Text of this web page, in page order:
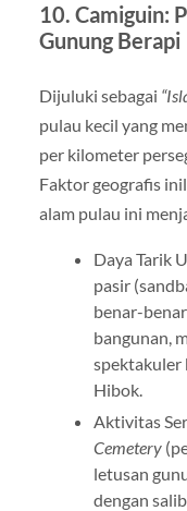
10. Camiguin:
Gunung Berapi
Dijuluki sebagai
pulau kecil yang
per kilometer
Faktor geografis
alam pulau ini
Daya Tarik
pasir
benar-
bangunan,
spektakuler
Hibok.
Aktivitas
Cemetery
letusan
dengan